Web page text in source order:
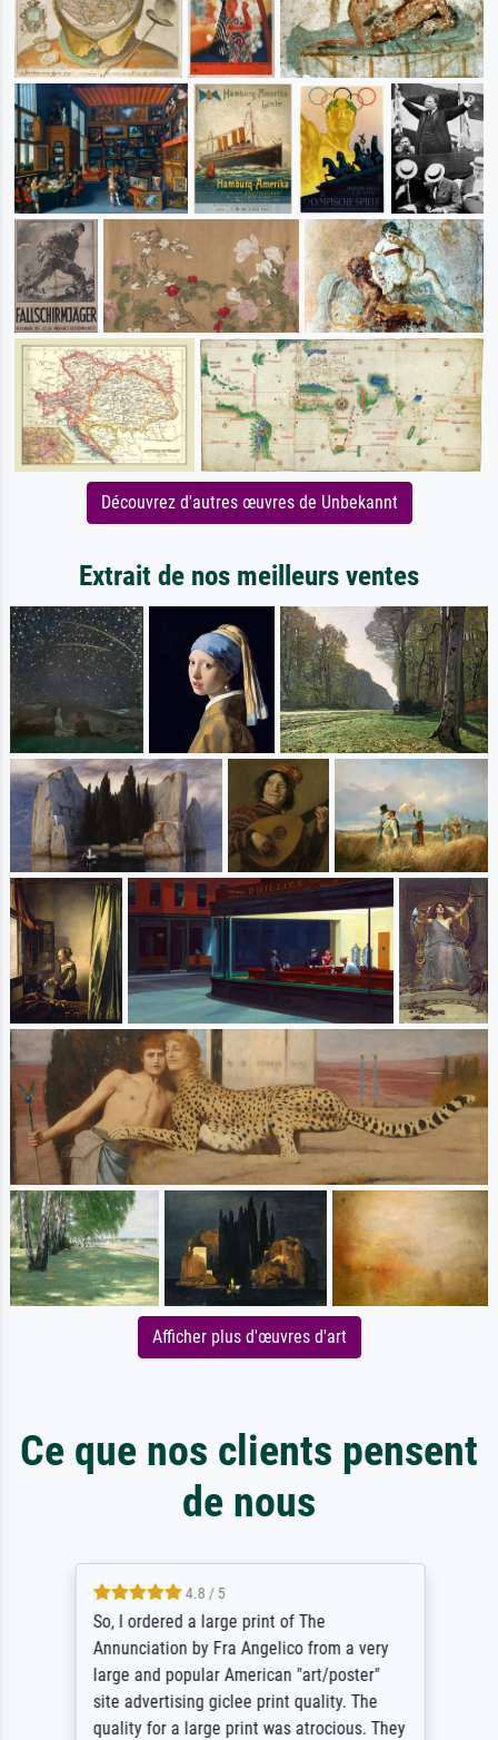
Découvrez d'autres œuvres de Unbekannt
Extrait de nos meilleurs ventes
Afficher plus d'œuvres d'art
Ce que nos clients pensent
de nous
4.8 / 5
So, I ordered a large print of The
Annunciation by Fra Angelico from a very
large and popular American "art/poster"
site advertising giclee print quality. The
quality for a large print was atrocious. They